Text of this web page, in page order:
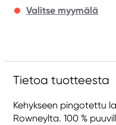
Valitse myymälä
Tietoa tuotteesta
Kehykseen pingotettu
Rowneylta. 100 %